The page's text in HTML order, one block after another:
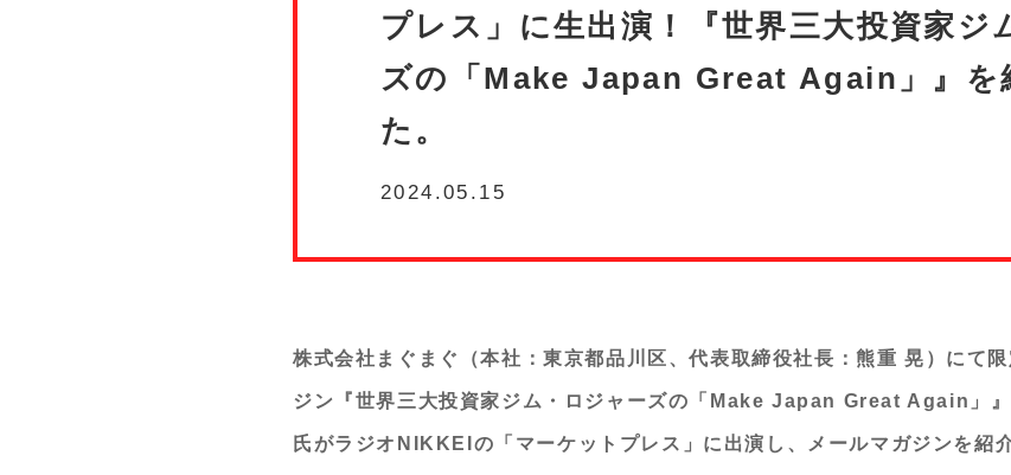
プレス」に生出演！『世界三大投資家ジ
ズの「Make Japan Great Again」』を
た。
2024.05.15
株式会社まぐまぐ（本社：東京都品川区、代表取締役社長：熊重 晃）にて
ジン『世界三大投資家ジム・ロジャーズの「Make Japan Great Again」
氏がラジオNIKKEIの「マーケットプレス」に出演し、メールマガジンを紹